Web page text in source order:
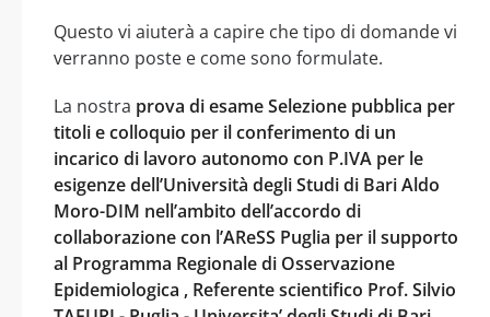
Questo vi aiuterà a capire che tipo di domande vi
verranno poste e come sono formulate.
La nostra prova di esame Selezione pubblica per
titoli e colloquio per il conferimento di un
incarico di lavoro autonomo con P.IVA per le
esigenze dell’Università degli Studi di Bari Aldo
Moro-DIM nell’ambito dell’accordo di
collaborazione con l’AReSS Puglia per il supporto
al Programma Regionale di Osservazione
Epidemiologica , Referente scientifico Prof. Silvio